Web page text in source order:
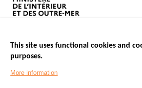
Footer
This site uses functional cookies and
purposes.
More information